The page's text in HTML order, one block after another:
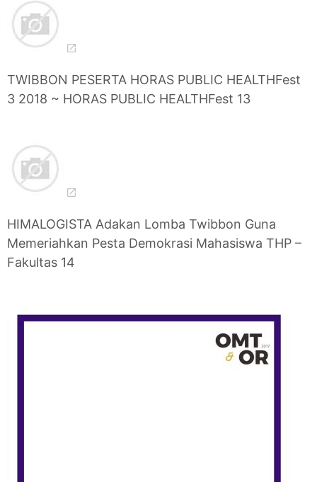
TWIBBON PESERTA HORAS PUBLIC HEALTHFest
3 2018 ~ HORAS PUBLIC HEALTHFest 13
HIMALOGISTA Adakan Lomba Twibbon Guna
Memeriahkan Pesta Demokrasi Mahasiswa THP –
Fakultas 14